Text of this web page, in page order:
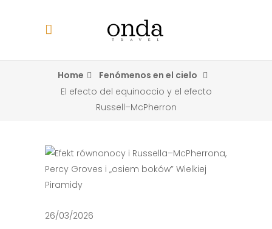
Home
Fenómenos en el cielo
El efecto del equinoccio y el efecto
Russell–McPherron
26/03/2026